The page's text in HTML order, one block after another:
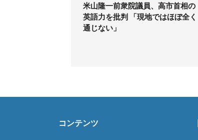
米山隆一前衆院議員、高市首相の
英語力を批判 「現地ではほぼ全く
通じない」
コンテンツ